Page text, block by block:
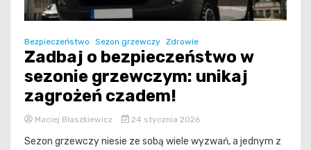
Bezpieczeństwo Sezon grzewczy Zdrowie
Zadbaj o bezpieczeństwo w
sezonie grzewczym: unikaj
zagrożeń czadem!
Maciej Błaszkiewicz 24 stycznia 2026
Sezon grzewczy niesie ze sobą wiele wyzwań, a jednym z